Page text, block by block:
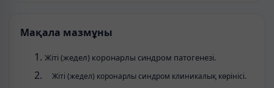
Мақала мазмұны
Жіті (жедел) коронарлы синдром патогенезі.
Жіті (жедел) коронарлы синдром клиникалық көрінісі.